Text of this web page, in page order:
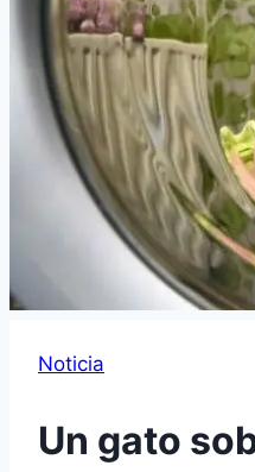
Noticia
Un gato